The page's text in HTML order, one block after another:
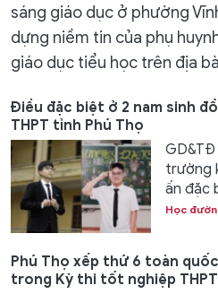
sáng giáo dục ở phường
dựng niềm tin của phụ
giáo dục tiểu học trên địa
Điều đặc biệt ở 2 nam sinh
THPT tỉnh Phú Thọ
trường
ấn đặc
Học
Phú Thọ xếp thứ 6 toàn
trong Kỳ thi tốt nghiệp